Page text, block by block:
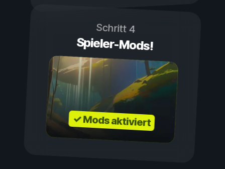
Schritt 4
Spieler-Mods!
✓ Mods aktiviert